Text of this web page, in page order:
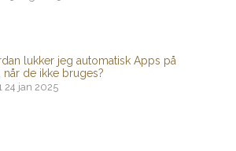
lukker jeg automatisk Apps på
når de ikke bruges?
24 jan 2025